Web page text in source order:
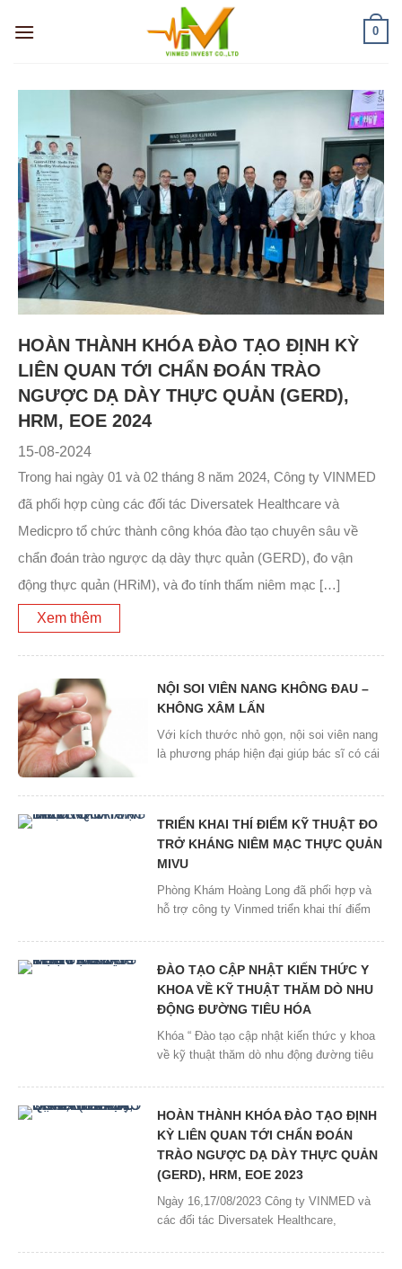
0
HOÀN THÀNH KHÓA ĐÀO TẠO ĐỊNH KỲ
LIÊN QUAN TỚI CHẨN ĐOÁN TRÀO
NGƯỢC DẠ DÀY THỰC QUẢN (GERD),
HRM, EOE 2024
15-08-2024
Trong hai ngày 01 và 02 tháng 8 năm 2024, Công ty VINMED
đã phối hợp cùng các đối tác Diversatek Healthcare và
Medicpro tổ chức thành công khóa đào tạo chuyên sâu về
chẩn đoán trào ngược dạ dày thực quản (GERD), đo vận
động thực quản (HRiM), và đo tính thấm niêm mạc […]
Xem thêm
NỘI SOI VIÊN NANG KHÔNG ĐAU –
KHÔNG XÂM LẤN
Với kích thước nhỏ gọn, nội soi viên nang
là phương pháp hiện đại giúp bác sĩ có cái
mà không xâm lấn, không gây đau […]
TRIỂN KHAI THÍ ĐIỂM KỸ THUẬT ĐO
TRỞ KHÁNG NIÊM MẠC THỰC QUẢN
MIVU
Phòng Khám Hoàng Long đã phối hợp và
hỗ trợ công ty Vinmed triển khai thí điểm
là công nghệ tiên tiến nhất hiện nay trong
chẩn đoán Gerd. Việc thí điểm giúp các
chuyên gia đầu ngành tiếp cận […]
ĐÀO TẠO CẬP NHẬT KIẾN THỨC Y
KHOA VỀ KỸ THUẬT THĂM DÒ NHU
ĐỘNG ĐƯỜNG TIÊU HÓA
Khóa “ Đào tạo cập nhật kiến thức y khoa
về kỹ thuật thăm dò nhu động đường tiêu
trong niềm hân hoan và vui mừng của tất
cả các học viên tham dự. Khóa đào […]
HOÀN THÀNH KHÓA ĐÀO TẠO ĐỊNH
KỲ LIÊN QUAN TỚI CHẨN ĐOÁN
TRÀO NGƯỢC DẠ DÀY THỰC QUẢN
(GERD), HRM, EOE 2023
Ngày 16,17/08/2023 Công ty VINMED và
các đối tác Diversatek Healthcare,